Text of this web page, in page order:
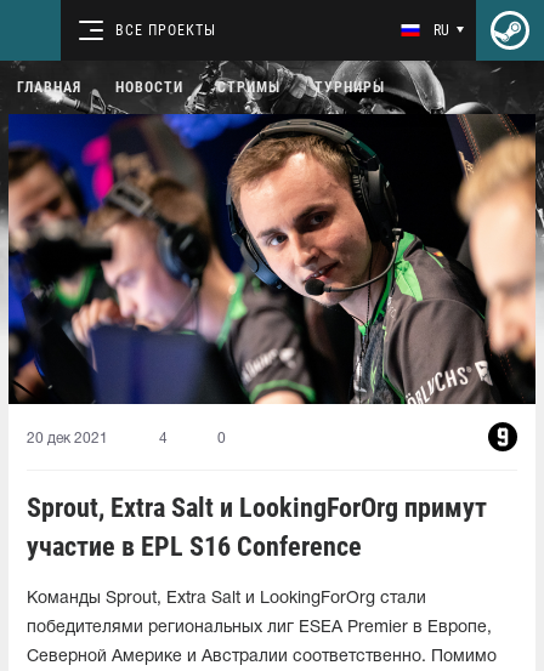
ВСЕ ПРОЕКТЫ RU
ГЛАВНАЯ НОВОСТИ СТРИМЫ ТУРНИРЫ
20 дек 2021 4 0
Sprout, Extra Salt и LookingForOrg примут
участие в EPL S16 Conference
Команды Sprout, Extra Salt и LookingForOrg стали
победителями региональных лиг ESEA Premier в Европе,
Северной Америке и Австралии соответственно. Помимо